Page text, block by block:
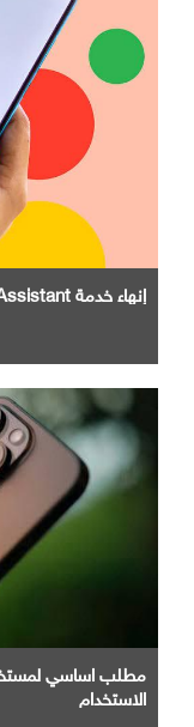
إنهاء خدمة Google Assistant. علي الاجهزه المؤهله
مطلب اساسي
الاستخدام